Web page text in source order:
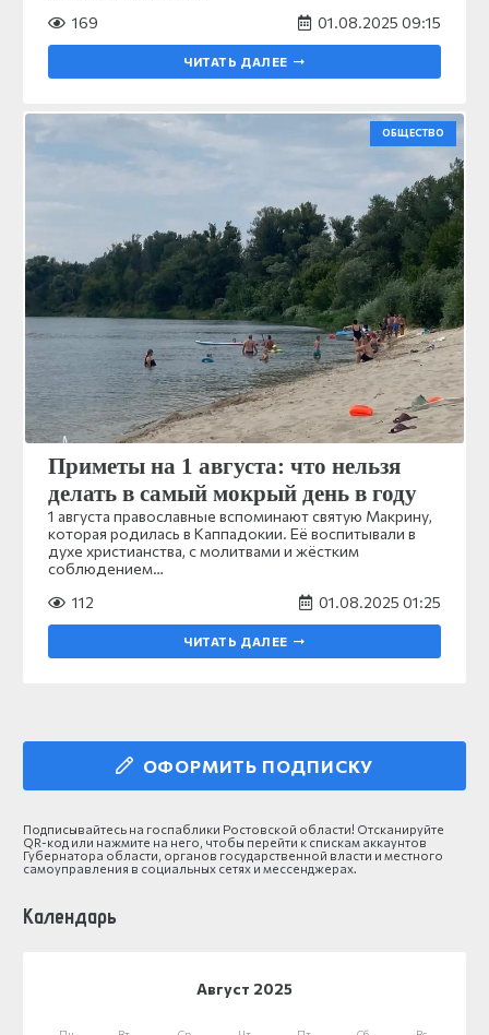
169
01.08.2025 09:15
ЧИТАТЬ ДАЛЕЕ
ОБЩЕСТВО
Приметы на 1 августа: что нельзя
делать в самый мокрый день в году
1 августа православные вспоминают святую Макрину,
которая родилась в Каппадокии. Её воспитывали в
духе христианства, с молитвами и жёстким
соблюдением…
112
01.08.2025 01:25
ЧИТАТЬ ДАЛЕЕ
ОФОРМИТЬ ПОДПИСКУ
Подписывайтесь на госпаблики Ростовской области! Отсканируйте
QR-код или нажмите на него, чтобы перейти к спискам аккаунтов
Губернатора области, органов государственной власти и местного
самоуправления в социальных сетях и мессенджерах.
Календарь
Август 2025